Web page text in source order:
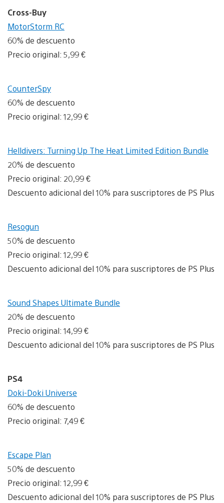
Cross-Buy
MotorStorm RC
60% de descuento
Precio original: 5,99 €
CounterSpy
60% de descuento
Precio original: 12,99 €
Helldivers: Turning Up The Heat Limited Edition Bundle
20% de descuento
Precio original: 20,99 €
Descuento adicional del 10% para suscriptores de PS Plus
Resogun
50% de descuento
Precio original: 12,99 €
Descuento adicional del 10% para suscriptores de PS Plus
Sound Shapes Ultimate Bundle
20% de descuento
Precio original: 14,99 €
Descuento adicional del 10% para suscriptores de PS Plus
PS4
Doki-Doki Universe
60% de descuento
Precio original: 7,49 €
Escape Plan
50% de descuento
Precio original: 12,99 €
Descuento adicional del 10% para suscriptores de PS Plus